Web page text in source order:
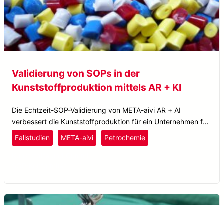
Validierung von SOPs in der
Kunststoffproduktion mittels AR + KI
Die Echtzeit-SOP-Validierung von META-aivi AR + AI
verbessert die Kunststoffproduktion für ein Unternehmen für
Hochleistungsmaterialien, steigert die Effizienz und reduziert
Ausfallzeiten.
Fallstudien META-aivi Petrochemie